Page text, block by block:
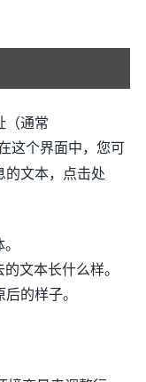
（通常
这个界面中，您可
的文本，点击处
文本长什么样。
的样子。